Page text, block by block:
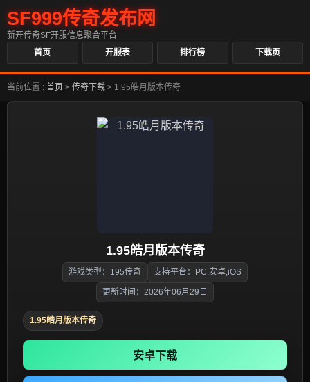
SF999传奇发布网
新开传奇SF开服信息聚合平台
首页
开服表 排行榜 下载页
当前位置 : 首页 > 传奇下载 > 1.95皓月版本传奇
1.95皓月版本传奇
游戏类型：195传奇 支持平台：PC,安卓,iOS
更新时间：2026年06月29日
1.95皓月版本传奇
安卓下载